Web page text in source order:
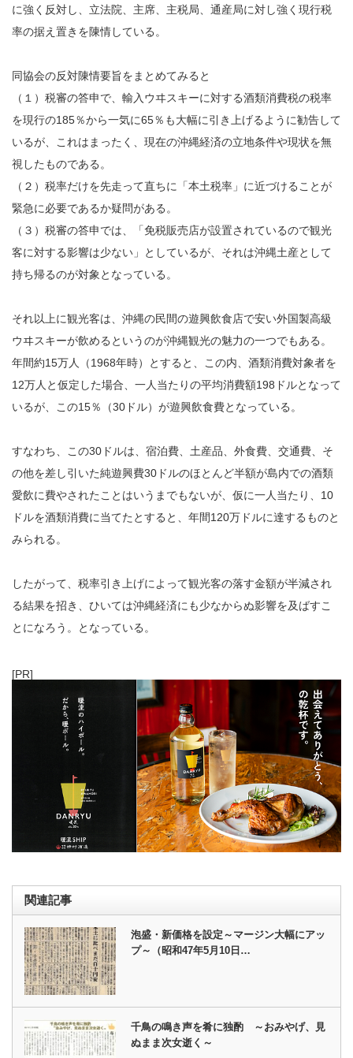
に強く反対し、立法院、主席、主税局、通産局に対し強く現行税
率の据え置きを陳情している。
同協会の反対陳情要旨をまとめてみると
（１）税審の答申で、輸入ウヰスキーに対する酒類消費税の税率
を現行の185％から一気に65％も大幅に引き上げるように勧告して
いるが、これはまったく、現在の沖縄経済の立地条件や現状を無
視したものである。
（２）税率だけを先走って直ちに「本土税率」に近づけることが
緊急に必要であるか疑問がある。
（３）税審の答申では、「免税販売店が設置されているので観光
客に対する影響は少ない」としているが、それは沖縄土産として
持ち帰るのが対象となっている。
それ以上に観光客は、沖縄の民間の遊興飲食店で安い外国製高級
ウヰスキーが飲めるというのが沖縄観光の魅力の一つでもある。
年間約15万人（1968年時）とすると、この内、酒類消費対象者を
12万人と仮定した場合、一人当たりの平均消費額198ドルとなって
いるが、この15％（30ドル）が遊興飲食費となっている。
すなわち、この30ドルは、宿泊費、土産品、外食費、交通費、そ
の他を差し引いた純遊興費30ドルのほとんど半額が島内での酒類
愛飲に費やされたことはいうまでもないが、仮に一人当たり、10
ドルを酒類消費に当てたとすると、年間120万ドルに達するものと
みられる。
したがって、税率引き上げによって観光客の落す金額が半減され
る結果を招き、ひいては沖縄経済にも少なからぬ影響を及ばすこ
とになろう。となっている。
[PR]
関連記事
泡盛・新価格を設定～マージン大幅にアッ
プ～（昭和47年5月10日…
千鳥の鳴き声を肴に独酌 ～おみやげ、見
ぬまま次女逝く～